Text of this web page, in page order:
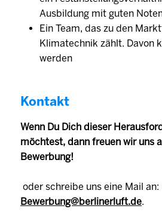
Ausbildung mit guten
Ein Team, das zu den
Klimatechnik zählt. Davon
werden
Kontakt
Wenn Du Dich dieser
möchtest, dann freuen wir uns
Bewerbung!
oder schreibe uns eine Mail an:
Bewerbung@berlinerluft.de.